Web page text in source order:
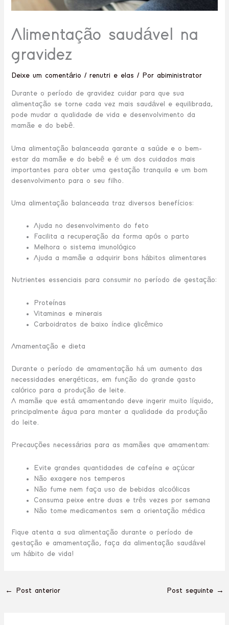
Alimentação saudável na
gravidez
Deixe um comentário /renutri e elas / Porabiministrator
Durante o período de gravidez cuidar para que sua
alimentação se torne cada vez mais saudável e equilibrada,
pode mudar a qualidade de vida e desenvolvimento da
mamãe e do bebê.
Uma alimentação balanceada garante a saúde e o bem-
estar da mamãe e do bebê e é um dos cuidados mais
importantes para obter uma gestação tranquila e um bom
desenvolvimento para o seu filho.
Uma alimentação balanceada traz diversos benefícios:
Ajuda no desenvolvimento do feto
Facilita a recuperação da forma após o parto
Melhora o sistema imunológico
Ajuda a mamãe a adquirir bons hábitos alimentares
Nutrientes essenciais para consumir no período de gestação:
Proteínas
Vitaminas e minerais
Carboidratos de baixo índice glicêmico
Amamentação e dieta
Durante o período de amamentação há um aumento das
necessidades energéticas, em função do grande gasto
calórico para a produção de leite.
A mamãe que está amamentando deve ingerir muito líquido,
principalmente água para manter a qualidade da produção
do leite.
Precauções necessárias para as mamães que amamentam:
Evite grandes quantidades de cafeína e açúcar
Não exagere nos temperos
Não fume nem faça uso de bebidas alcoólicas
Consuma peixe entre duas e três vezes por semana
Não tome medicamentos sem a orientação médica
Fique atenta a sua alimentação durante o período de
gestação e amamentação, faça da alimentação saudável
um hábito de vida!
← Post anterior Post seguinte →